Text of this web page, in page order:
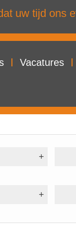
uw tijd ons
Vacatures
+
+